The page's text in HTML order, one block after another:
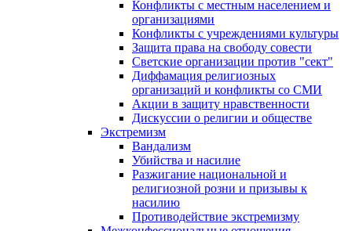
Конфликты с местным населением и
организациями
Конфликты с учреждениями культуры
Защита права на свободу совести
Светские организации против "сект"
Диффамация религиозных
организаций и конфликты со СМИ
Акции в защиту нравственности
Дискуссии о религии и обществе
Экстремизм
Вандализм
Убийства и насилие
Разжигание национальной и
религиозной розни и призывы к
насилию
Противодействие экстремизму